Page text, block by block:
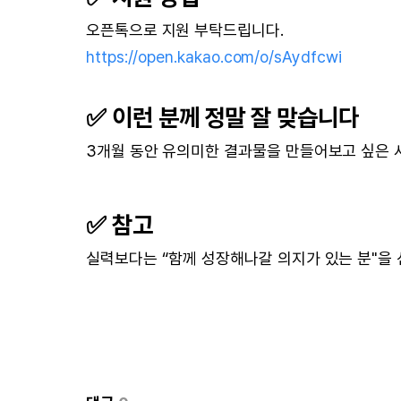
오픈톡으로 지원 부탁드립니다.
https://open.kakao.com/o/sAydfcwi
✅ 이런 분께 정말 잘 맞습니다
3개월 동안 유의미한 결과물을 만들어보고 싶은
✅ 참고
실력보다는 “함께 성장해나갈 의지가 있는 분"을